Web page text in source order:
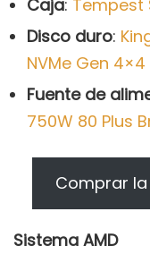
Caja: Tempest
Disco duro:
NVMe Gen 4×4
Fuente de
750W 80 Plus
Comprar
Sistema AMD